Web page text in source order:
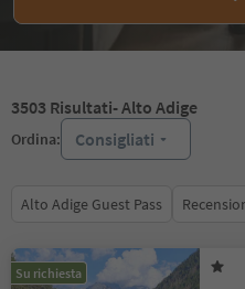
3503 Risultati- Alto Adige
Ordina: Consigliati
Alto Adige Guest Pass
Su richiesta